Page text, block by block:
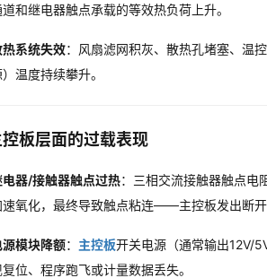
和继电器触点承载的等效热负荷上升。
系统失效：风扇滤网积灰、散热孔堵塞、温
温度持续攀升。
板层面的过载表现
器/接触器触点过热：三相交流接触器触点电
速氧化，最终导致触点粘连——主控板发出断
模块降额： 主控板开关电源（通常输出12V/
位、程序跑飞或计量数据丢失。